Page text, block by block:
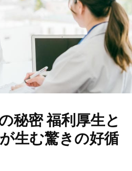
秘密 福利厚生と
生む驚きの好循